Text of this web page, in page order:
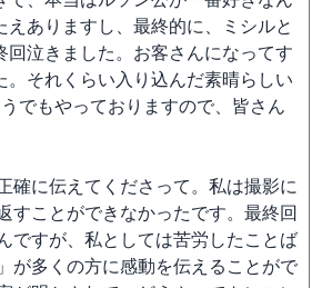
ありますし、最終的に、ミシルと
回泣きました。お客さんになってす
それくらい入り込んだ素晴らしい
でもやっておりますので、皆さん
確に伝えてくださって。私は撮影に
すことができなかったです。最終回
ですが、私としては苦労したことば
が多くの方に感動を伝えることがで